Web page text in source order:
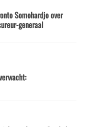
Somohardjo over
generaal